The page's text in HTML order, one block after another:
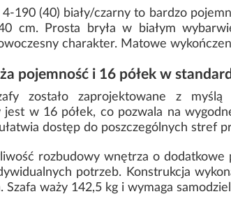
4-190 (40) biały/czarny to bardzo
cm. Prosta bryła w białym
charakter. Matowe
pojemność i 16 półek w
zostało zaprojektowane z myślą
jest w 16 półek, co pozwala na
dostęp do poszczególnych stref
rozbudowy wnętrza o
potrzeb. Konstrukcja
Szafa waży 142,5 kg i wymaga